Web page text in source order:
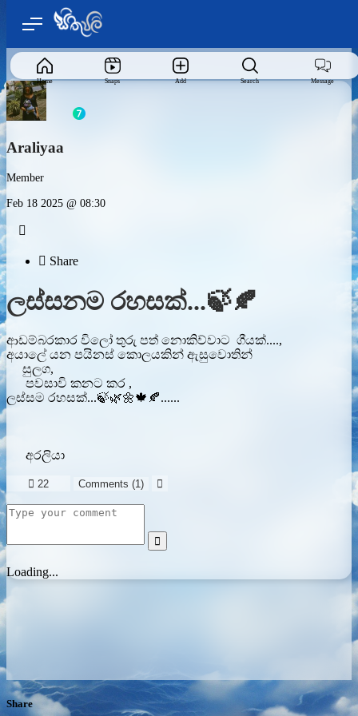
Home Snaps Add Search Message
Araliyaa
Member
Feb 18 2025 @ 08:30

 Share
ලස්සනම රහසක්...🍃🍂
ආඩම්බරකාර විලෝ තුරු පත් නොකිව්වාට ගීයක්....,
අයාලේ යන පයිනස් කොලයකින් ඇසුවොතින්
සුලග,
පවසාවි කනට කර ,
ලස්සම රහසක්...🍃🌿🌼🍁🍂......
අරලියා
 22 Comments (1) 

Loading...
Share